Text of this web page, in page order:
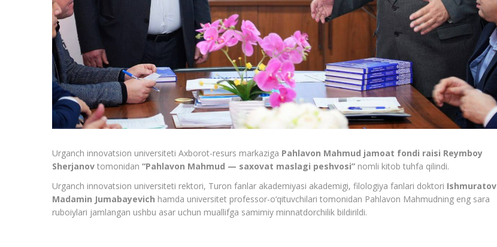
Urganch innovatsion universiteti Axborot-resurs markaziga Pahlavon Mahmud jamoat fondi raisi Reymboy
Sherjanov tomonidan “Pahlavon Mahmud — saxovat maslagi peshvosi” nomli kitob tuhfa qilindi.
Urganch innovatsion universiteti rektori, Turon fanlar akademiyasi akademigi, filologiya fanlari doktori Ishmuratov
Madamin Jumabayevich hamda universitet professor-o‘qituvchilari tomonidan Pahlavon Mahmudning eng sara
ruboiylari jamlangan ushbu asar uchun muallifga samimiy minnatdorchilik bildirildi.